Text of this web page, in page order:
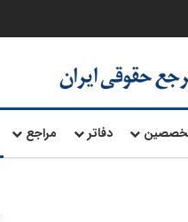
دفاتر مراجع